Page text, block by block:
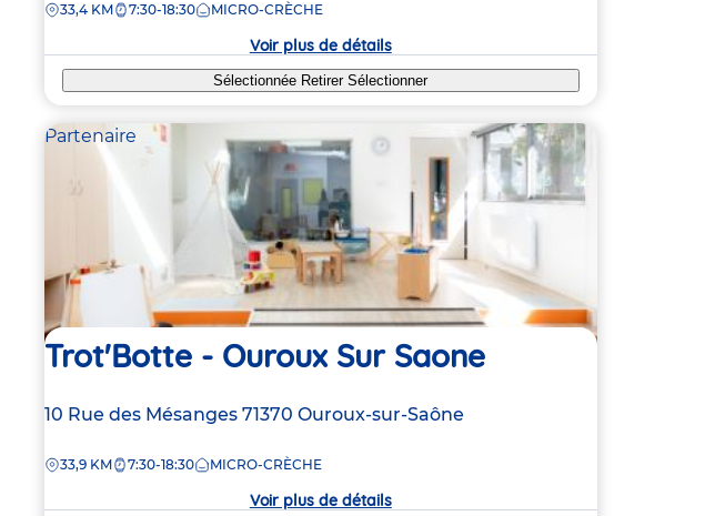
la
DISTANCE
33,4 KM 7:30-18:30 MICRO-CRÈCHE
Voir plus de détails
Sélectionnée RetirerSélectionner
Partenaire
Trot'Botte - Ouroux Sur Saone
Adresse
la
10 Rue des Mésanges 71370 Ouroux-sur-Saône
DISTANCE
33,9 KM 7:30-18:30 MICRO-CRÈCHE
Voir plus de détails